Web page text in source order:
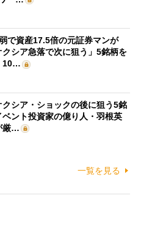
弱で資産17.5倍の元証券マンが
クシア急落で次に狙う」5銘柄を
10…
クシア・ショックの後に狙う5銘
ベント投資家の億り人・羽根英
厳…
一覧を見る